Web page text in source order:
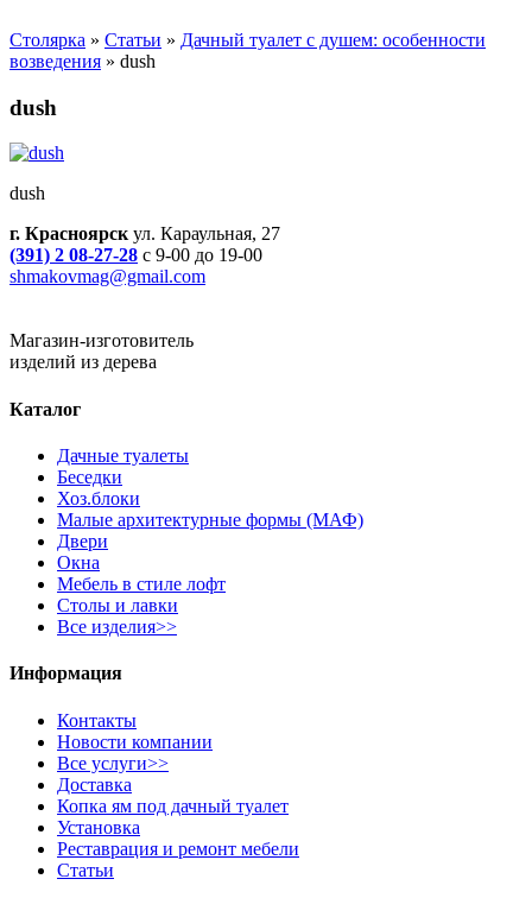
Столярка » Статьи » Дачный туалет с душем: особенности
возведения » dush
dush
dush
г. Красноярскул. Караульная, 27
(391) 2 08-27-28 с 9-00 до 19-00
shmakovmag@gmail.com
Магазин-изготовитель
изделий из дерева
Каталог
Дачные туалеты
Беседки
Хоз.блоки
Малые архитектурные формы (МАФ)
Двери
Окна
Мебель в стиле лофт
Столы и лавки
Все изделия>>
Информация
Контакты
Новости компании
Все услуги>>
Доставка
Копка ям под дачный туалет
Установка
Реставрация и ремонт мебели
Статьи